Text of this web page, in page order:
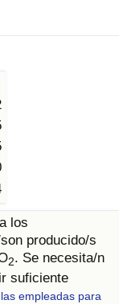
los
producido/s
2. Se necesita/n
suficiente
empleadas para